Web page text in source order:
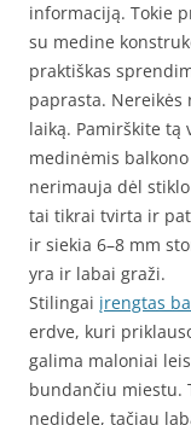
informaciją. Tokie
su medine
praktiškas
paprasta.
laiką. Pamirškite tą
medinėmis
nerimauja dėl
tai tikrai tvirta ir
ir siekia 6–8 mm
yra ir labai graži.
Stilingai įrengtas
erdve, kuri
galima maloniai
bundančiu miestu.
nedidelę, tačiau